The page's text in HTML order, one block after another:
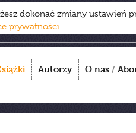
dokonać zmiany ustawień
prywatności.
Autorzy O nas /